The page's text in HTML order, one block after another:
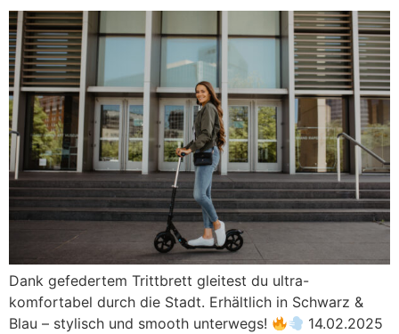
Dank gefedertem Trittbrett gleitest du ultra-
komfortabel durch die Stadt. Erhältlich in Schwarz &
Blau – stylisch und smooth unterwegs!
14.02.2025